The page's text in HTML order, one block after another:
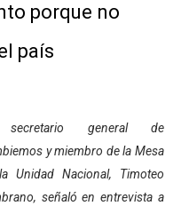
en la transformación del
celebra Semana
el desarrollo
porque no
país
general de
y miembro de la Mesa
Unidad Nacional, Timoteo
señaló en entrevista a